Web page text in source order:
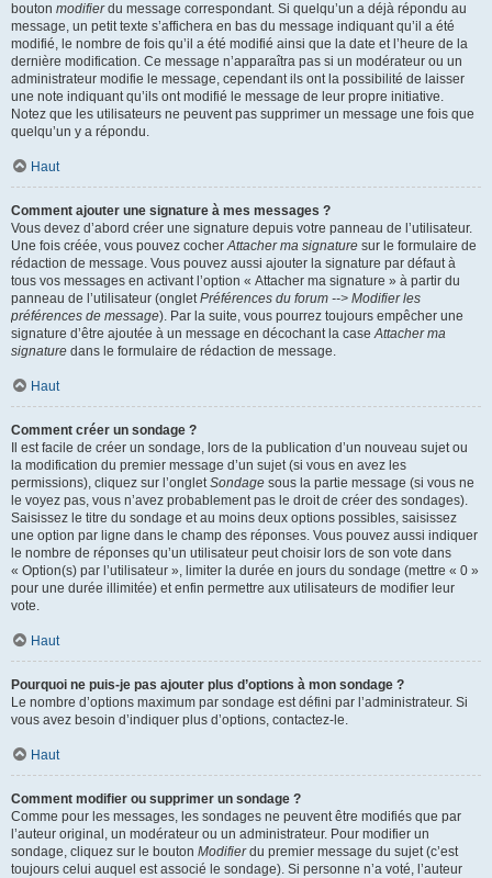
bouton modifierdu message correspondant. Si quelqu’un a déjà répondu au
message, un petit texte s’affichera en bas du message indiquant qu’il a été
modifié, le nombre de fois qu’il a été modifié ainsi que la date et l’heure de la
dernière modification. Ce message n’apparaîtra pas si un modérateur ou un
administrateur modifie le message, cependant ils ont la possibilité de laisser
une note indiquant qu’ils ont modifié le message de leur propre initiative.
Notez que les utilisateurs ne peuvent pas supprimer un message une fois que
quelqu’un y a répondu.
Haut
Comment ajouter une signature à mes messages ?
Vous devez d’abord créer une signature depuis votre panneau de l’utilisateur.
Une fois créée, vous pouvez cocherAttacher ma signature sur le formulaire de
rédaction de message. Vous pouvez aussi ajouter la signature par défaut à
tous vos messages en activant l’option « Attacher ma signature » à partir du
panneau de l’utilisateur (ongletPréférences du forum --> Modifier les
préférences de message). Par la suite, vous pourrez toujours empêcher une
signature d’être ajoutée à un message en décochant la caseAttacher ma
signature dans le formulaire de rédaction de message.
Haut
Comment créer un sondage ?
Il est facile de créer un sondage, lors de la publication d’un nouveau sujet ou
la modification du premier message d’un sujet (si vous en avez les
permissions), cliquez sur l’ongletSondage sous la partie message (si vous ne
le voyez pas, vous n’avez probablement pas le droit de créer des sondages).
Saisissez le titre du sondage et au moins deux options possibles, saisissez
une option par ligne dans le champ des réponses. Vous pouvez aussi indiquer
le nombre de réponses qu’un utilisateur peut choisir lors de son vote dans
« Option(s) par l’utilisateur », limiter la durée en jours du sondage (mettre « 0 »
pour une durée illimitée) et enfin permettre aux utilisateurs de modifier leur
vote.
Haut
Pourquoi ne puis-je pas ajouter plus d’options à mon sondage ?
Le nombre d’options maximum par sondage est défini par l’administrateur. Si
vous avez besoin d’indiquer plus d’options, contactez-le.
Haut
Comment modifier ou supprimer un sondage ?
Comme pour les messages, les sondages ne peuvent être modifiés que par
l’auteur original, un modérateur ou un administrateur. Pour modifier un
sondage, cliquez sur le bouton Modifierdu premier message du sujet (c’est
toujours celui auquel est associé le sondage). Si personne n’a voté, l’auteur